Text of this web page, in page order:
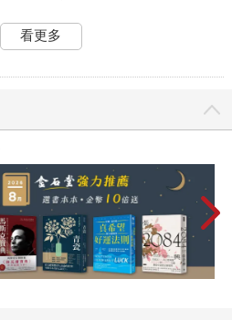
看更多